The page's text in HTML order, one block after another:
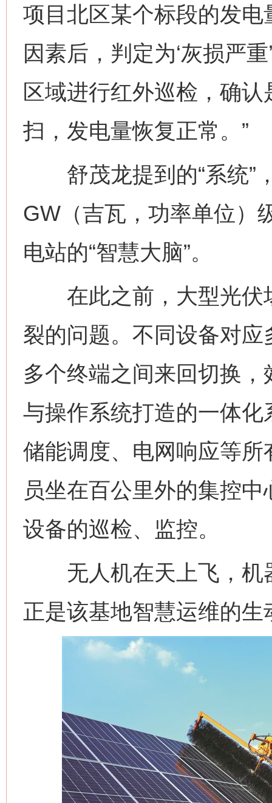
项目北区某个标段的发
因素后，判定为‘灰损严
区域进行红外巡检，确
扫，发电量恢复正常。”
舒茂龙提到的“系统”
GW（吉瓦，功率单位）
电站的“智慧大脑”。
在此之前，大型光伏
裂的问题。不同设备对
多个终端之间来回切换
与操作系统打造的一体
储能调度、电网响应等
员坐在百公里外的集控
设备的巡检、监控。
无人机在天上飞，机
正是该基地智慧运维的生